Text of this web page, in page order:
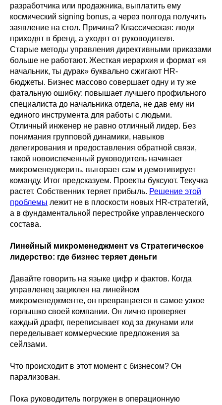
разработчика или продажника, выплатить ему
космический signing bonus, а через полгода получить
заявление на стол. Причина? Классическая: люди
приходят в бренд, а уходят от руководителя.
Старые методы управления директивными приказами
больше не работают. Жесткая иерархия и формат «я
начальник, ты дурак» буквально сжигают HR-
бюджеты. Бизнес массово совершает одну и ту же
фатальную ошибку: повышает лучшего профильного
специалиста до начальника отдела, не дав ему ни
единого инструмента для работы с людьми.
Отличный инженер не равно отличный лидер. Без
понимания групповой динамики, навыков
делегирования и предоставления обратной связи,
такой новоиспеченный руководитель начинает
микроменеджерить, выгорает сам и демотивирует
команду. Итог предсказуем. Проекты буксуют. Текучка
растет. Собственник теряет прибыль. Решение этой
проблемы лежит не в плоскости новых HR-стратегий,
а в фундаментальной перестройке управленческого
состава.
Линейный микроменеджмент vs Стратегическое
лидерство: где бизнес теряет деньги
Давайте говорить на языке цифр и фактов. Когда
управленец зациклен на линейном
микроменеджменте, он превращается в самое узкое
горлышко своей компании. Он лично проверяет
каждый драфт, переписывает код за джунами или
переделывает коммерческие предложения за
сейлзами.
Что происходит в этот момент с бизнесом? Он
парализован.
Пока руководитель погружен в операционную